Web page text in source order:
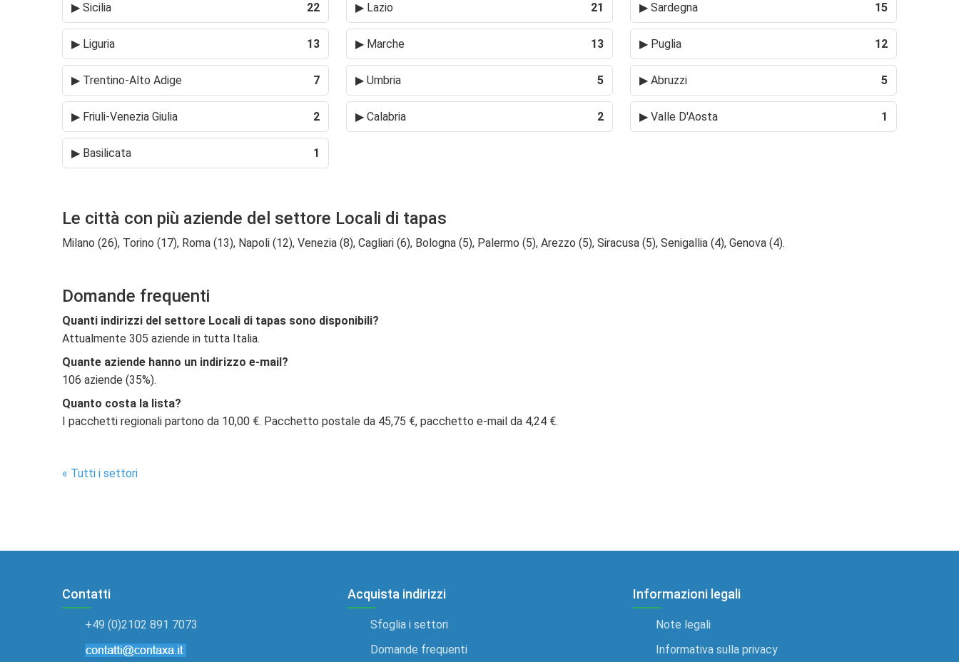
▶ Sicilia 22 ▶ Lazio 21 ▶ Sardegna 15
▶ Liguria 13 ▶ Marche 13 ▶ Puglia 12
▶ Trentino-Alto Adige 7 ▶ Umbria 5 ▶ Abruzzi 5
▶ Friuli-Venezia Giulia 2 ▶ Calabria 2 ▶ Valle D'Aosta 1
▶ Basilicata 1
Le città con più aziende del settore Locali di tapas
Milano (26), Torino (17), Roma (13), Napoli (12), Venezia (8), Cagliari (6), Bologna (5), Palermo (5), Arezzo (5), Siracusa (5), Senigallia (4), Genova (4).
Domande frequenti
Quanti indirizzi del settore Locali di tapas sono disponibili?
Attualmente 305 aziende in tutta Italia.
Quante aziende hanno un indirizzo e-mail?
106 aziende (35%).
Quanto costa la lista?
I pacchetti regionali partono da 10,00 €. Pacchetto postale da 45,75 €, pacchetto e-mail da 4,24 €.
« Tutti i settori
Contatti
+49 (0)2102 891 7073
Acquista indirizzi
Sfoglia i settori
Domande frequenti
Informazioni legali
Note legali
Informativa sulla privacy